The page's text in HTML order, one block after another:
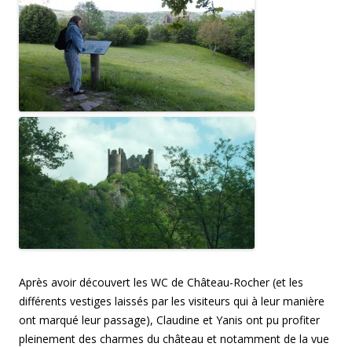
Après avoir découvert les WC de Château-Rocher (et les
différents vestiges laissés par les visiteurs qui à leur manière
ont marqué leur passage), Claudine et Yanis ont pu profiter
pleinement des charmes du château et notamment de la vue